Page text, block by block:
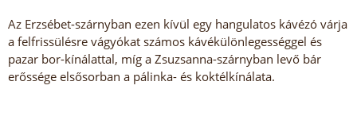
Az Erzsébet-szárnyban ezen kívül egy hangulatos kávézó várja
a felfrissülésre vágyókat számos kávékülönlegességgel és
pazar bor-kínálattal, míg a Zsuzsanna-szárnyban levő bár
erőssége elsősorban a pálinka- és koktélkínálata.